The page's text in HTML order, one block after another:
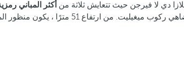
دي لا فيرجن حيث تتعايش ثلاثة من أكثر المباني